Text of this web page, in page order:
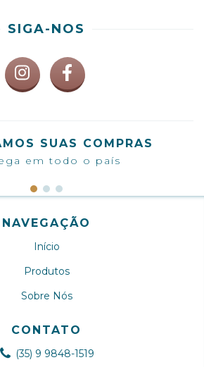
SIGA-NOS
SUAS COMPRAS
em todo o país
NAVEGAÇÃO
Início
Produtos
Sobre Nós
CONTATO
(35) 9 9848-1519